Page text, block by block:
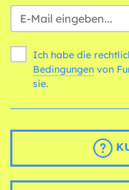
Ich habe die
Bedingungen
sie.